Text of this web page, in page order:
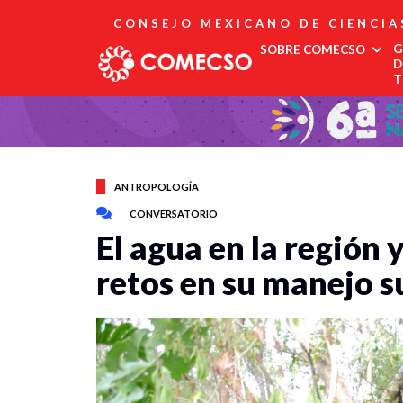
CONSEJO MEXICANO DE
SOBRE COMECSO
Afiliación
Asociados
Comité Editorial
Boletín
ANTROPOLOGÍA
CONVERSATORIO
El agua en la región
retos en su manejo